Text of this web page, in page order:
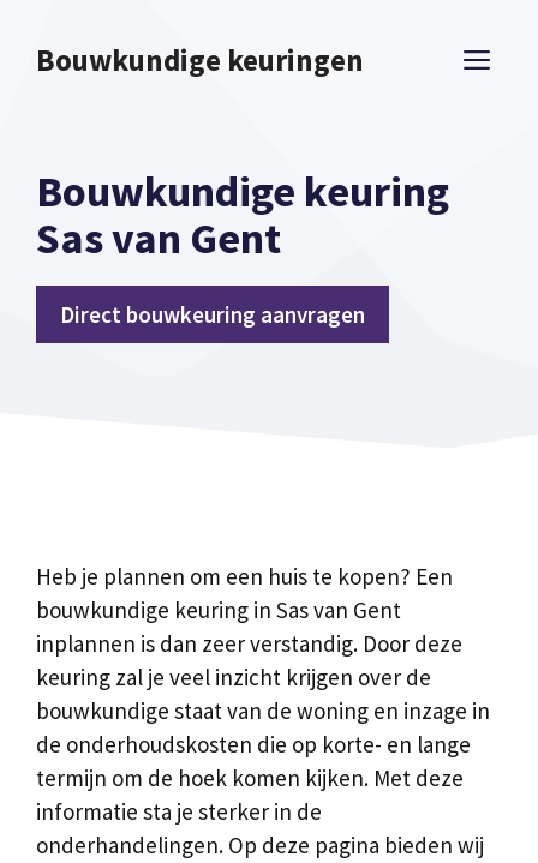
naarBouwkundige keuringen
Bouwkundige keuring
Sas van Gent
Direct bouwkeuring aanvragen
Heb je plannen om een huis te kopen? Een
bouwkundige keuring in Sas van Gent
inplannen is dan zeer verstandig. Door deze
keuring zal je veel inzicht krijgen over de
bouwkundige staat van de woning en inzage in
de onderhoudskosten die op korte- en lange
termijn om de hoek komen kijken. Met deze
informatie sta je sterker in de
onderhandelingen. Op deze pagina bieden wij